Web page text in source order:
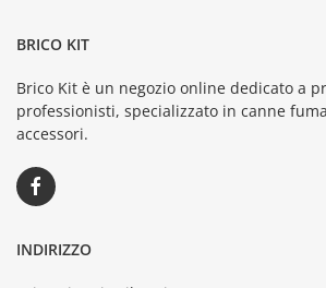
BRICO KIT
Brico Kit è un negozio online dedicato a
professionisti, specializzato in canne
accessori.
INDIRIZZO